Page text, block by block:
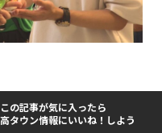
この記事が気に入ったら
高タウン情報にいいね！しよう